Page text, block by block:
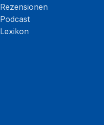
Rezensionen
Podcast
Lexikon